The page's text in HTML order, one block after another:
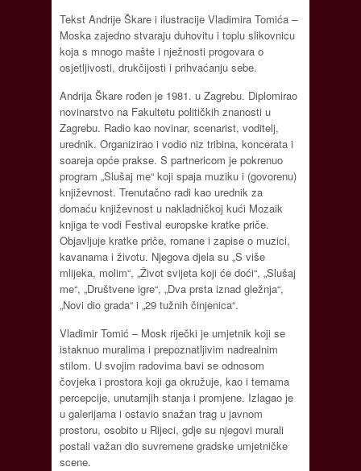
Tekst Andrije Škare i ilustracije Vladimira Tomića –
Moska zajedno stvaraju duhovitu i toplu slikovnicu
koja s mnogo mašte i nježnosti progovara o
osjetljivosti, drukčijosti i prihvaćanju sebe.
Andrija Škare rođen je 1981. u Zagrebu. Diplomirao
novinarstvo na Fakultetu političkih znanosti u
Zagrebu. Radio kao novinar, scenarist, voditelj,
urednik. Organizirao i vodio niz tribina, koncerata i
soareja opće prakse. S partnericom je pokrenuo
program „Slušaj me“ koji spaja muziku i (govorenu)
književnost. Trenutačno radi kao urednik za
domaću književnost u nakladničkoj kući Mozaik
knjiga te vodi Festival europske kratke priče.
Objavljuje kratke priče, romane i zapise o muzici,
kavanama i životu. Njegova djela su „S više
mlijeka, molim“, „Život svijeta koji će doći“, „Slušaj
me“, „Društvene igre“, „Dva prsta iznad gležnja“,
„Novi dio grada“ i „29 tužnih činjenica“.
Vladimir Tomić – Mosk riječki je umjetnik koji se
istaknuo muralima i prepoznatljivim nadrealnim
stilom. U svojim radovima bavi se odnosom
čovjeka i prostora koji ga okružuje, kao i temama
percepcije, unutarnjih stanja i promjene. Izlagao je
u galerijama i ostavio snažan trag u javnom
prostoru, osobito u Rijeci, gdje su njegovi murali
postali važan dio suvremene gradske umjetničke
scene.